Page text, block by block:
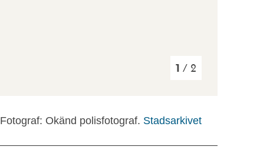
1 / 2
Fotograf: Okänd polisfotograf. Stadsarkivet